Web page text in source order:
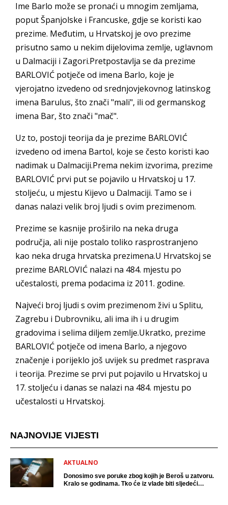
Ime Barlo može se pronaći u mnogim zemljama,
poput Španjolske i Francuske, gdje se koristi kao
prezime. Međutim, u Hrvatskoj je ovo prezime
prisutno samo u nekim dijelovima zemlje, uglavnom
u Dalmaciji i Zagori.Pretpostavlja se da prezime
BARLOVIĆ potječe od imena Barlo, koje je
vjerojatno izvedeno od srednjovjekovnog latinskog
imena Barulus, što znači "mali", ili od germanskog
imena Bar, što znači "mač".
Uz to, postoji teorija da je prezime BARLOVIĆ
izvedeno od imena Bartol, koje se često koristi kao
nadimak u Dalmaciji.Prema nekim izvorima, prezime
BARLOVIĆ prvi put se pojavilo u Hrvatskoj u 17.
stoljeću, u mjestu Kijevo u Dalmaciji. Tamo se i
danas nalazi velik broj ljudi s ovim prezimenom.
Prezime se kasnije proširilo na neka druga
područja, ali nije postalo toliko rasprostranjeno
kao neka druga hrvatska prezimena.U Hrvatskoj se
prezime BARLOVIĆ nalazi na 484. mjestu po
učestalosti, prema podacima iz 2011. godine.
Najveći broj ljudi s ovim prezimenom živi u Splitu,
Zagrebu i Dubrovniku, ali ima ih i u drugim
gradovima i selima diljem zemlje.Ukratko, prezime
BARLOVIĆ potječe od imena Barlo, a njegovo
značenje i porijeklo još uvijek su predmet rasprava
i teorija. Prezime se prvi put pojavilo u Hrvatskoj u
17. stoljeću i danas se nalazi na 484. mjestu po
učestalosti u Hrvatskoj.
NAJNOVIJE VIJESTI
AKTUALNO
Donosimo sve poruke zbog kojih je Beroš u zatvoru.
Kralo se godinama. Tko će iz vlade biti sljedeći